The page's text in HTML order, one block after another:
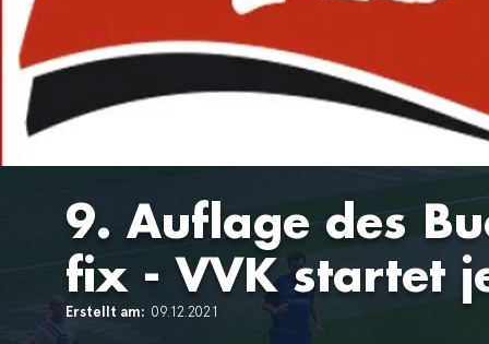
9. Auflage des
fix - VVK startet
Erstellt am: 09.12.2021